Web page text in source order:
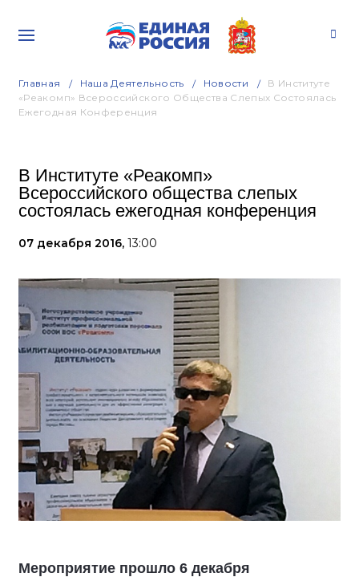
Главная Наша Деятельность Новости
В Институте
«Реакомп» Всероссийского Общества Слепых Состоялась
Ежегодная Конференция
В Институте «Реакомп»
Всероссийского общества слепых
состоялась ежегодная конференция
07 декабря 2016, 13:00
Мероприятие прошло 6 декабря